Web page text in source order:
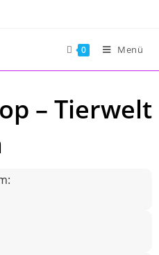
0 Menü
– Tierwelt